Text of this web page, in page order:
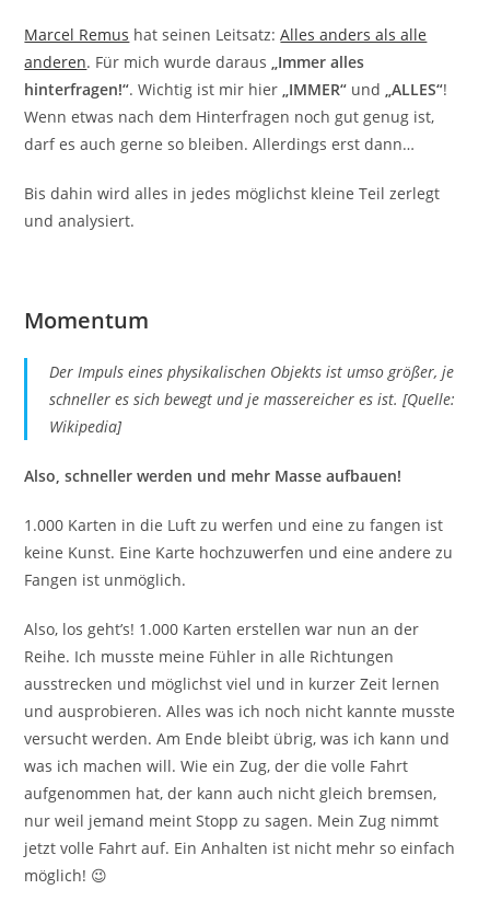
Marcel Remus hat seinen Leitsatz:Alles anders als alle
anderen. Für mich wurde daraus
„Immer alles
hinterfragen!“. Wichtig ist mir hier „IMMER“ und „ALLES“!
Wenn etwas nach dem Hinterfragen noch gut genug ist,
darf es auch gerne so bleiben. Allerdings erst dann…
Bis dahin wird alles in jedes möglichst kleine Teil zerlegt
und analysiert.
Momentum
Der Impuls eines physikalischen Objekts ist umso größer, je
schneller es sich bewegt und je massereicher es ist. [Quelle:
Wikipedia]
Also, schneller werden und mehr Masse aufbauen!
1.000 Karten in die Luft zu werfen und eine zu fangen ist
keine Kunst. Eine Karte hochzuwerfen und eine andere zu
Fangen ist unmöglich.
Also, los geht’s! 1.000 Karten erstellen war nun an der
Reihe. Ich musste meine Fühler in alle Richtungen
ausstrecken und möglichst viel und in kurzer Zeit lernen
und ausprobieren. Alles was ich noch nicht kannte musste
versucht werden. Am Ende bleibt übrig, was ich kann und
was ich machen will. Wie ein Zug, der die volle Fahrt
aufgenommen hat, der kann auch nicht gleich bremsen,
nur weil jemand meint Stopp zu sagen. Mein Zug nimmt
jetzt volle Fahrt auf. Ein Anhalten ist nicht mehr so einfach
möglich! 😉